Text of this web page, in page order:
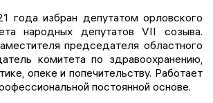
года избран депутатом орловского
народных депутатов VII cозыва.
председателя областного
комитета по здравоохранению,
опеке и попечительству. Работает
постоянной основе.